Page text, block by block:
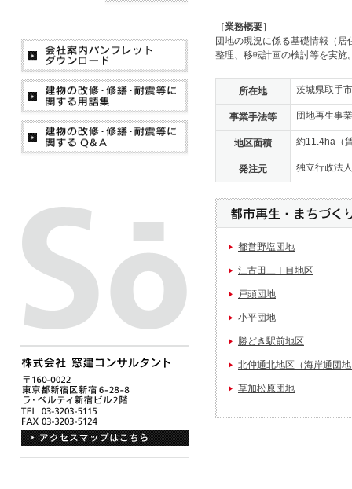
［業務概要］
団地の現況に係る基礎情報（
整理、移転計画の検討等を実施
所在地 茨城県取手市
事業手法等 団地再生事業
地区面積 約11.4ha（
発注元 独立行政法
都営野塩団地
江古田三丁目地区
戸頭団地
小平団地
勝どき駅前地区
北仲通北地区（海岸通団
草加松原団地